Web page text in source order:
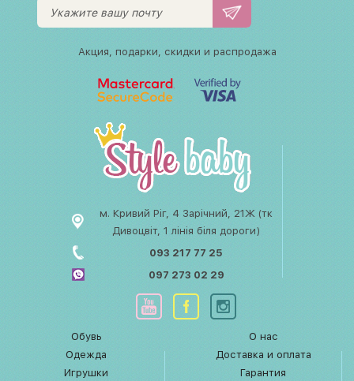
Акция, подарки, скидки и распродажа
м. Кривий Ріг, 4 Зарічний, 21Ж (тк
Дивоцвіт, 1 лінія біля дороги)
093 217 77 25
097 273 02 29
Обувь
Одежда
Игрушки
О нас
Доставка и оплата
Гарантия